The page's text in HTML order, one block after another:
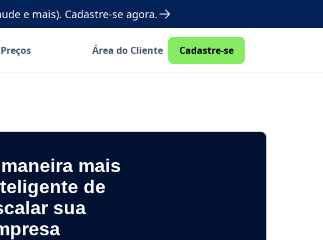
e mais). Cadastre-se agora.
Preços Área do Cliente Cadastre-se
mais
de
sua